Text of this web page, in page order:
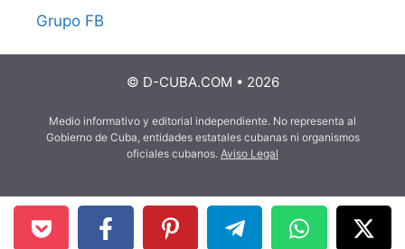
Grupo FB
© D-CUBA.COM • 2026
Medio informativo y editorial independiente. No representa al
Gobierno de Cuba, entidades estatales cubanas ni organismos
oficiales cubanos. Aviso Legal